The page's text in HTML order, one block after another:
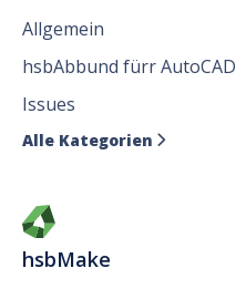
Allgemein
hsbAbbund fürr AutoCAD
Issues
Alle Kategorien 
hsbMake